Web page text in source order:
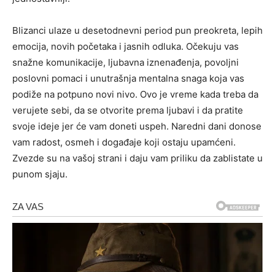
Blizanci ulaze u desetodnevni period pun preokreta, lepih
emocija, novih početaka i jasnih odluka. Očekuju vas
snažne komunikacije, ljubavna iznenađenja, povoljni
poslovni pomaci i unutrašnja mentalna snaga koja vas
podiže na potpuno novi nivo. Ovo je vreme kada treba da
verujete sebi, da se otvorite prema ljubavi i da pratite
svoje ideje jer će vam doneti uspeh. Naredni dani donose
vam radost, osmeh i događaje koji ostaju upamćeni.
Zvezde su na vašoj strani i daju vam priliku da zablistate u
punom sjaju.